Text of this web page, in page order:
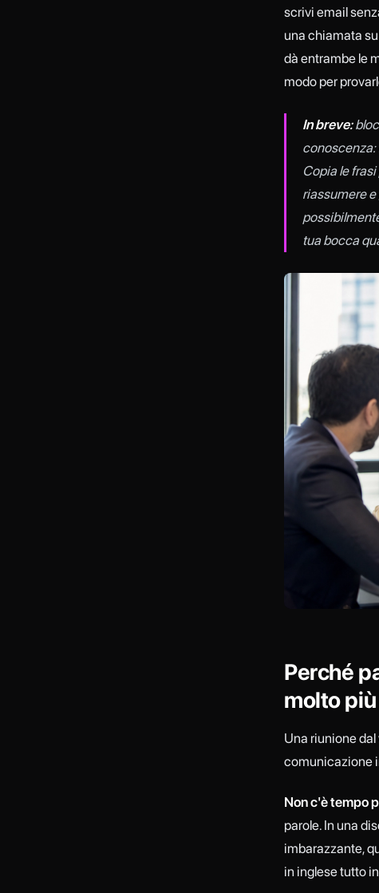
scrivi email
una chiamata
dà entrambe le
modo per
In breve:
conoscenza:
Copia le
riassumere
tua bocca
Perché
molto
Una riunione
comunicazione
Non c'è tempo
parole. In una
imbarazzante,
in inglese tutto